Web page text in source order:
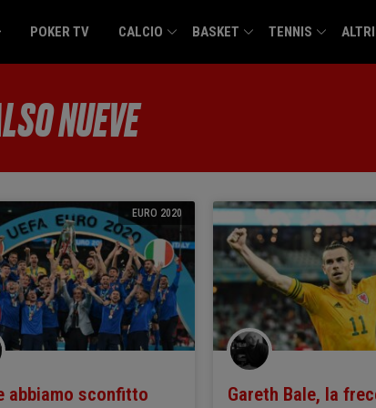
POKER TV CALCIO BASKET TENNIS
NUEVE
EURO 2020
abbiamo sconfitto
Gareth Bale, la